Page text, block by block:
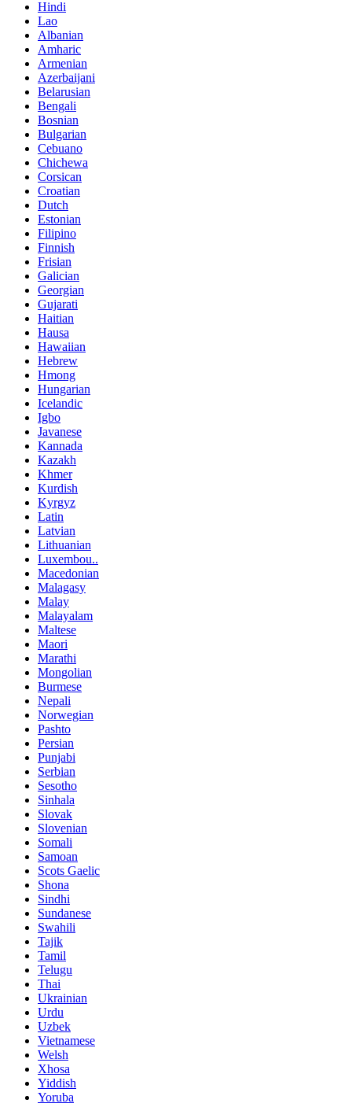
Hindi
Lao
Albanian
Amharic
Armenian
Azerbaijani
Belarusian
Bengali
Bosnian
Bulgarian
Cebuano
Chichewa
Corsican
Croatian
Dutch
Estonian
Filipino
Finnish
Frisian
Galician
Georgian
Gujarati
Haitian
Hausa
Hawaiian
Hebrew
Hmong
Hungarian
Icelandic
Igbo
Javanese
Kannada
Kazakh
Khmer
Kurdish
Kyrgyz
Latin
Latvian
Lithuanian
Luxembou..
Macedonian
Malagasy
Malay
Malayalam
Maltese
Maori
Marathi
Mongolian
Burmese
Nepali
Norwegian
Pashto
Persian
Punjabi
Serbian
Sesotho
Sinhala
Slovak
Slovenian
Somali
Samoan
Scots Gaelic
Shona
Sindhi
Sundanese
Swahili
Tajik
Tamil
Telugu
Thai
Ukrainian
Urdu
Uzbek
Vietnamese
Welsh
Xhosa
Yiddish
Yoruba